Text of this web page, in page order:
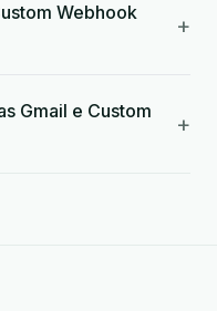
Webhook
+
Gmail e Custom
+